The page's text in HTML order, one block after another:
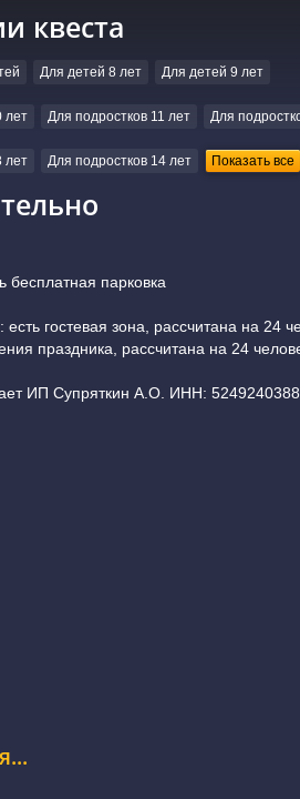
квеста
Для детей 8 лет Для детей 9 лет
лет Для подростков 11 лет Для
лет Для подростков 14 лет Показать все
бесплатная парковка
гостевая зона, рассчитана на 24
праздника, рассчитана на 24
ИП Супряткин А.О. ИНН: